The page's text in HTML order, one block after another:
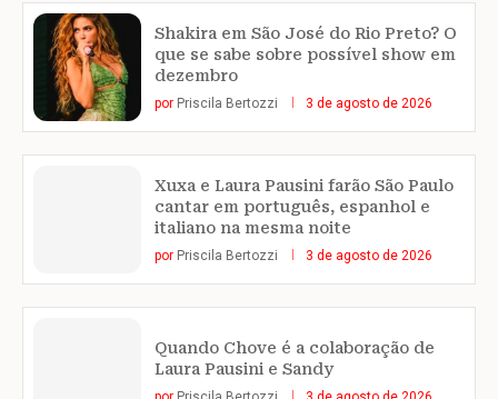
Shakira em São José do Rio Preto? O
que se sabe sobre possível show em
dezembro
por Priscila Bertozzi 3 de agosto de 2026
Xuxa e Laura Pausini farão São Paulo
cantar em português, espanhol e
italiano na mesma noite
por Priscila Bertozzi 3 de agosto de 2026
Quando Chove é a colaboração de
Laura Pausini e Sandy